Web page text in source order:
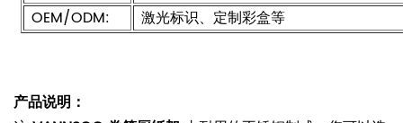
OEM/ODM:
激光标识、定制彩盒等
产品说明：